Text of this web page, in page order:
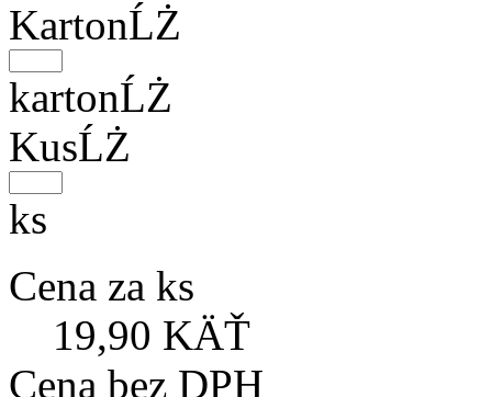
KartonĹŻ
kartonĹŻ
KusĹŻ
ks
Cena za ks
19,90 KÄŤ
Cena bez DPH